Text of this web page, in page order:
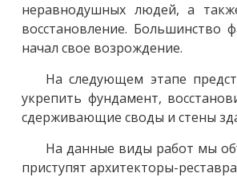
неравнодушных людей, а
восстановление. Большинство
начал свое возрождение.
На следующем этапе
укрепить фундамент,
сдерживающие своды и стены
На данные виды работ мы
приступят архитекторы-